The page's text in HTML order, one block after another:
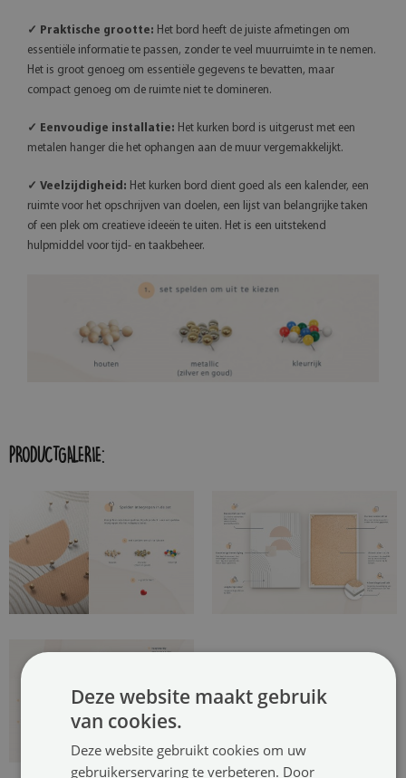
✓ Praktische grootte: Het bord heeft de juiste afmetingen om
essentiële informatie te passen, zonder te veel muurruimte in te nemen.
Het is groot genoeg om essentiële gegevens te bevatten, maar
compact genoeg om de ruimte niet te domineren.
✓ Eenvoudige installatie: Het kurken bord is uitgerust met een
metalen hanger die het ophangen aan de muur vergemakkelijkt.
✓ Veelzijdigheid: Het kurken bord dient goed als een kalender, een
ruimte voor het opschrijven van doelen, een lijst van belangrijke taken
of een plek om creatieve ideeën te uiten. Het is een uitstekend
hulpmiddel voor tijd- en taakbeheer.
PRODUCTGALERIE:
Deze website maakt gebruik
van cookies.
Deze website gebruikt cookies om uw
gebruikerservaring te verbeteren. Door